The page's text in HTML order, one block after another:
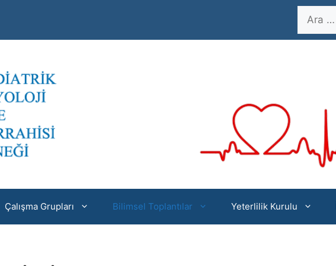
ara
Çalışma Grupları Bilimsel Toplantılar Yeterlilik Kurulu